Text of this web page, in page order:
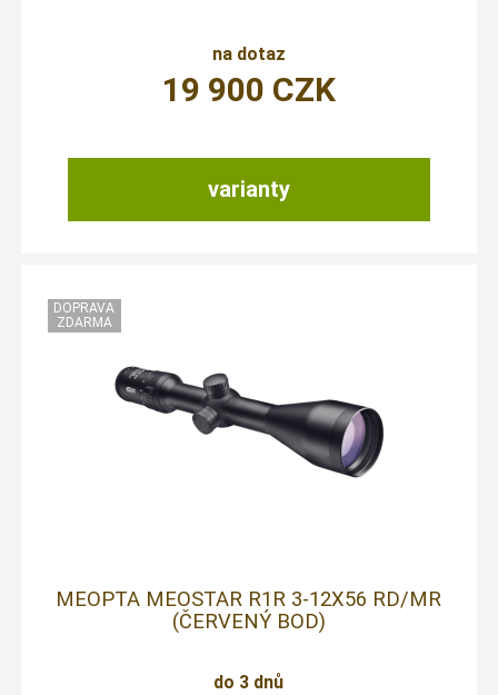
na dotaz
varianty
19 900 CZK
MEOPTA MEOSTAR R1R 3-12X56 RD/MR
(ČERVENÝ BOD)
do 3 dnů